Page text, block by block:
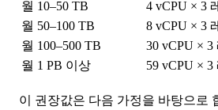
월 10–50 TB
4 vCPU × 3
월 50–100 TB
8 vCPU × 3
월 100–500 TB
30 vCPU ×
월 1 PB 이상
59 vCPU ×
이 권장값은 다음 가정을 바탕으로